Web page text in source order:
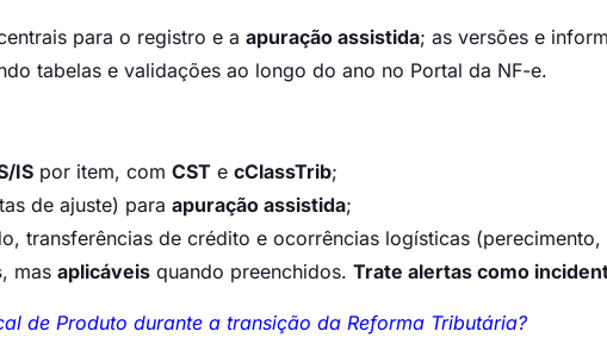
para o registro e a apuração assistida; as versões e
tabelas e validações ao longo do ano no Portal da NF-e.
IS por item, com CST e cClassTrib;
de ajuste) para apuração assistida;
transferências de crédito e ocorrências logísticas (perecimento,
, mas aplicáveis quando preenchidos. Trate alertas como
de Produto durante a transição da Reforma Tributária?